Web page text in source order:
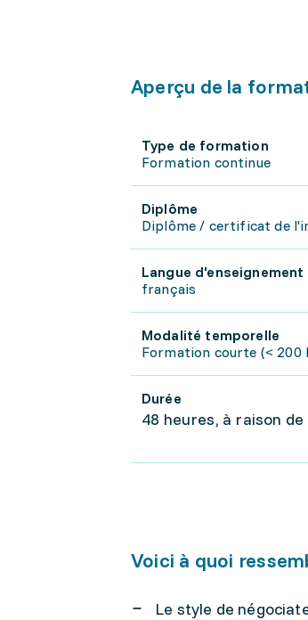
Aperçu de la
Type de formation
Formation continue
Diplôme
Diplôme / certificat de
Langue d'enseignement
français
Modalité temporelle
Formation courte (< 200
Durée
48 heures, à raison
Voici à quoi
Le style de